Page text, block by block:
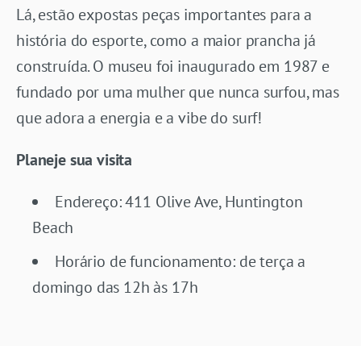
Lá, estão expostas peças importantes para a
história do esporte, como a maior prancha já
construída. O museu foi inaugurado em 1987 e
fundado por uma mulher que nunca surfou, mas
que adora a energia e a vibe do surf!
Planeje sua visita
Endereço: 411 Olive Ave, Huntington
Beach
Horário de funcionamento: de terça a
domingo das 12h às 17h